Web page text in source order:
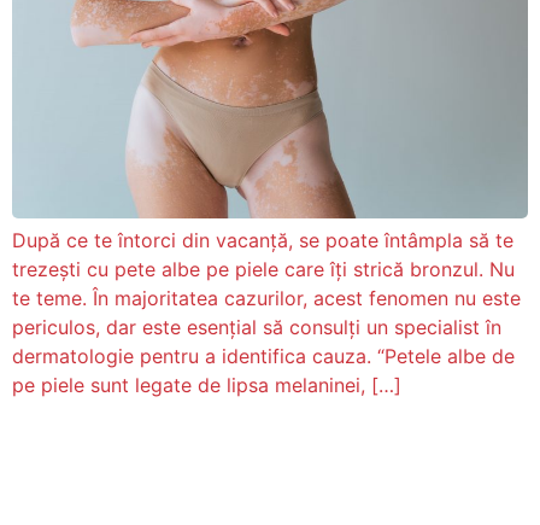
După ce te întorci din vacanță, se poate întâmpla să te
trezești cu pete albe pe piele care îți strică bronzul. Nu
te teme. În majoritatea cazurilor, acest fenomen nu este
periculos, dar este esențial să consulți un specialist în
dermatologie pentru a identifica cauza. “Petele albe de
pe piele sunt legate de lipsa melaninei, […]